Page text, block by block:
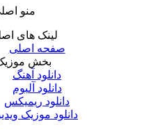
منو
لینک های
صفحه اصلی
بخش
دانلود آهنگ
دانلود آلبوم
دانلود ریمیکس
دانلود موزیک